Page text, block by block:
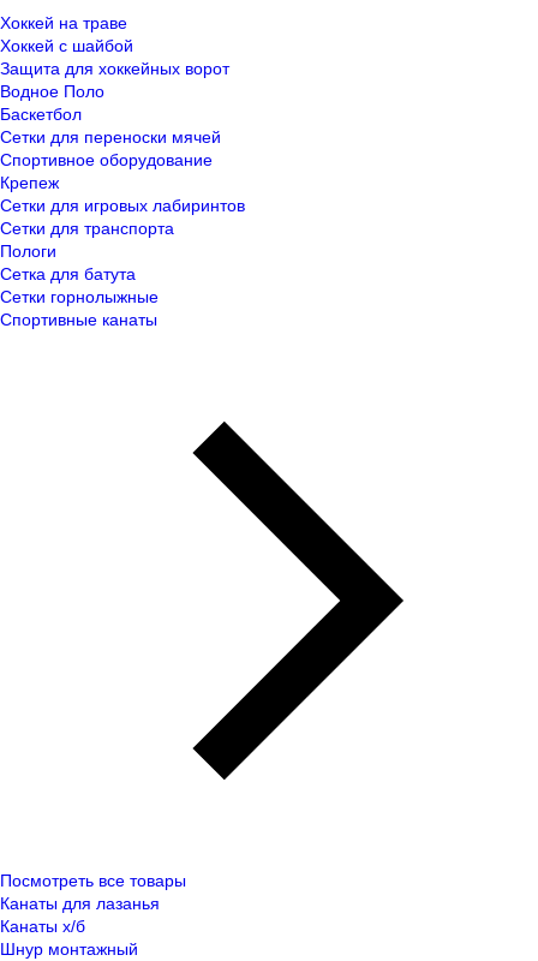
Хоккей на траве
Хоккей с шайбой
Защита для хоккейных ворот
Водное Поло
Баскетбол
Сетки для переноски мячей
Спортивное оборудование
Крепеж
Сетки для игровых лабиринтов
Сетки для транспорта
Пологи
Сетка для батута
Сетки горнолыжные
Спортивные канаты
Посмотреть все товары
Канаты для лазанья
Канаты х/б
Шнур монтажный